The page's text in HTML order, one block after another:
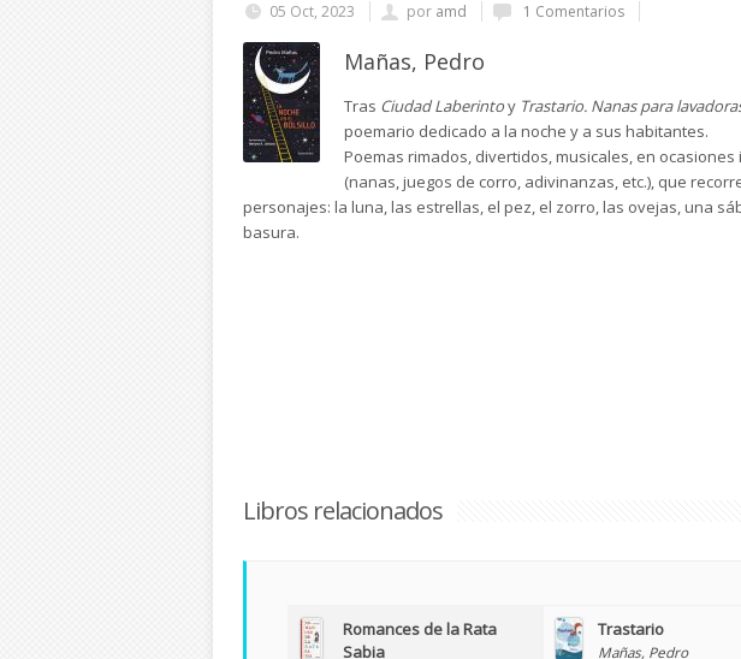
05 Oct, 2023 por amd 1 Comentarios
Mañas, Pedro
Tras Ciudad Laberintoy Trastario. Nanas para
poemario dedicado a la noche y a sus habitantes.
Poemas rimados, divertidos, musicales, en
(nanas, juegos de corro, adivinanzas, etc.), que
personajes: la luna, las estrellas, el pez, el zorro, las ovejas, una
basura.
Libros relacionados
Romances de la Rata
Sabia
Trastario
Mañas, Pedro